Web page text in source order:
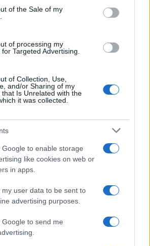
and store information including but
or usage behaviour. You may click to
to Google and its third-party tags to
of the Sale of my
of processing my
Targeted Advertising.
of Collection, Use,
and/or Sharing of my
that Is Unrelated with the
it was collected.
Google to enable storage
like cookies on web or
in apps.
my user data to be sent to
advertising purposes.
to send me
le paure sui sali d’alluminio sono